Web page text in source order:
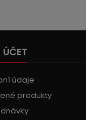
údaje
produkty